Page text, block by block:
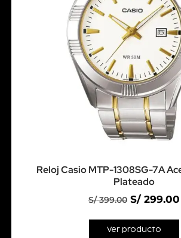
Reloj Casio MTP-1308SG-7A
Plateado
S/399.00 S/299.00
Ver producto